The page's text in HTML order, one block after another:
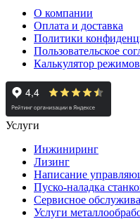
О компании
Оплата и доставка
Политики
Пользовательское
Калькулятор режимов
Услуги
Инжиниринг
Лизинг
Написание
Пуско-наладка
Сервисное
Услуги